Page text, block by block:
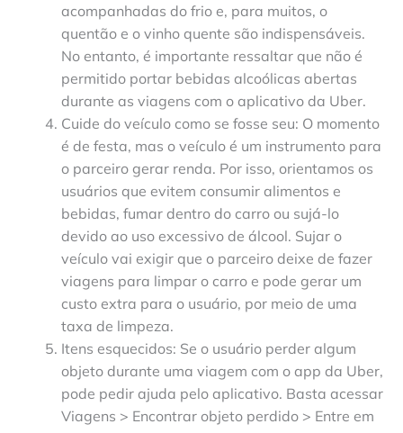
acompanhadas do frio e, para muitos, o
quentão e o vinho quente são indispensáveis.
No entanto, é importante ressaltar que não é
permitido portar bebidas alcoólicas abertas
durante as viagens com o aplicativo da Uber.
Cuide do veículo como se fosse seu: O momento
é de festa, mas o veículo é um instrumento para
o parceiro gerar renda. Por isso, orientamos os
usuários que evitem consumir alimentos e
bebidas, fumar dentro do carro ou sujá-lo
devido ao uso excessivo de álcool. Sujar o
veículo vai exigir que o parceiro deixe de fazer
viagens para limpar o carro e pode gerar um
custo extra para o usuário, por meio de uma
taxa de limpeza.
Itens esquecidos: Se o usuário perder algum
objeto durante uma viagem com o app da Uber,
pode pedir ajuda pelo aplicativo. Basta acessar
Viagens > Encontrar objeto perdido > Entre em